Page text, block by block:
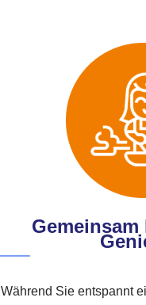
Während Sie entspannt